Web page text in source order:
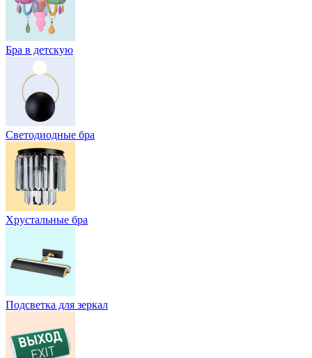
Бра в детскую
Светодиодные бра
Хрустальные бра
Подсветка для зеркал